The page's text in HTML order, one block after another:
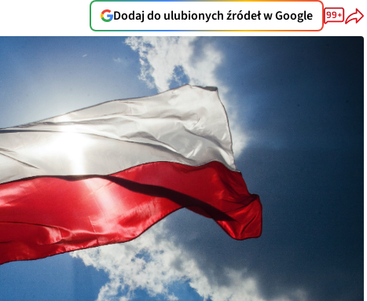
Dodaj do ulubionych źródeł w Google 99+